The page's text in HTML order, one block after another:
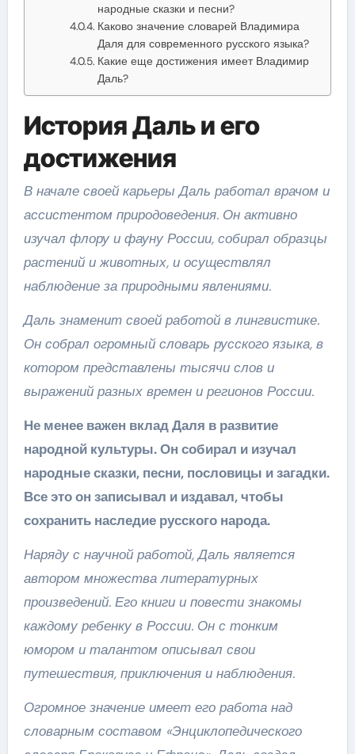
народные сказки и песни?
Каково значение словарей Владимира
Даля для современного русского языка?
Какие еще достижения имеет Владимир
Даль?
История Даль и его
достижения
В начале своей карьеры Даль работал врачом и
ассистентом природоведения. Он активно
изучал флору и фауну России, собирал образцы
растений и животных, и осуществлял
наблюдение за природными явлениями.
Даль знаменит своей работой в лингвистике.
Он собрал огромный словарь русского языка, в
котором представлены тысячи слов и
выражений разных времен и регионов России.
Не менее важен вклад Даля в развитие
народной культуры. Он собирал и изучал
народные сказки, песни, пословицы и загадки.
Все это он записывал и издавал, чтобы
сохранить наследие русского народа.
Наряду с научной работой, Даль является
автором множества литературных
произведений. Его книги и повести знакомы
каждому ребенку в России. Он с тонким
юмором и талантом описывал свои
путешествия, приключения и наблюдения.
Огромное значение имеет его работа над
словарным составом «Энциклопедического